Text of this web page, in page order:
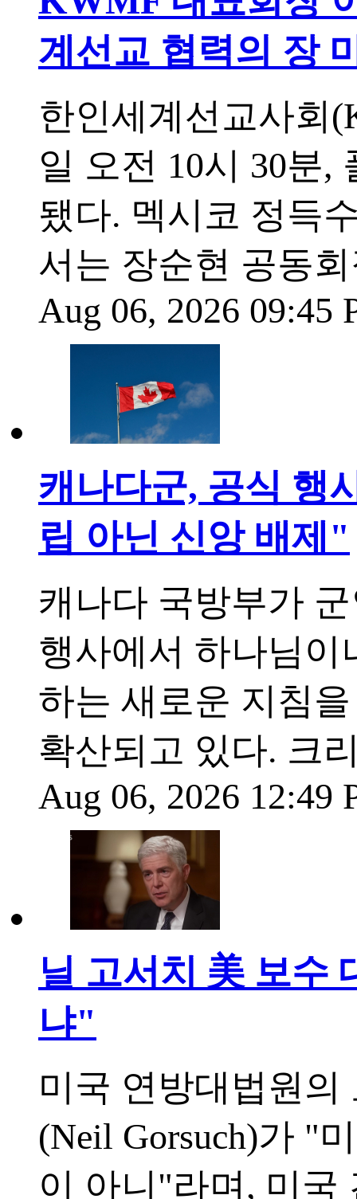
계선교 협력의 장
한인세계선교사회
일 오전 10시 30분,
됐다. 멕시코 정득
서는 장순현 공동
Aug 06, 2026 09:45
캐나다군, 공식 행
립 아닌 신앙 배제"
캐나다 국방부가
행사에서 하나님이
하는 새로운 지침
확산되고 있다. 크
Aug 06, 2026 12:49
닐 고서치 美 보수
냐"
미국 연방대법원
(Neil Gorsuch)가 "
이 아니"라며, 미국